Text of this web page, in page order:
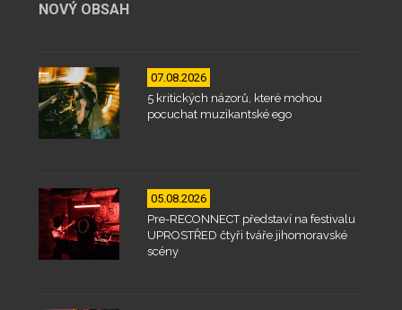
NOVÝ OBSAH
07.08.2026
5 kritických názorů, které mohou
pocuchat muzikantské ego
05.08.2026
Pre-RECONNECT představí na festivalu
UPROSTŘED čtyři tváře jihomoravské
scény